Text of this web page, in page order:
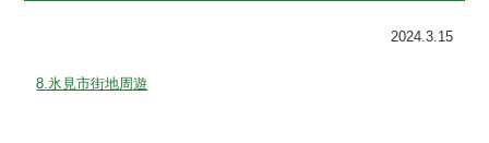
2024.3.15
8.氷見市街地周遊